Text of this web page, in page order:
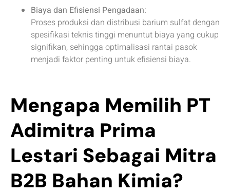
Biaya dan Efisiensi Pengadaan:
Proses produksi dan distribusi barium sulfat dengan
spesifikasi teknis tinggi menuntut biaya yang cukup
signifikan, sehingga optimalisasi rantai pasok
menjadi faktor penting untuk efisiensi biaya.
Mengapa Memilih PT
Adimitra Prima
Lestari Sebagai Mitra
B2B Bahan Kimia?